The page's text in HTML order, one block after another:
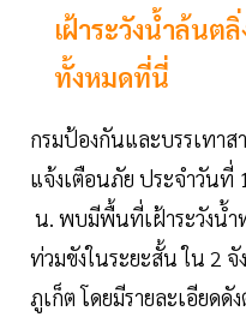
เฝ้าระวังน้ำล้นต
ทั้งหมดที่นี่
กรมป้องกันและบรรเทา
แจ้งเตือนภัย ประจำวันที่
น. พบมีพื้นที่เฝ้าระวังน้
ท่วมขังในระยะสั้น ใน 2
ภูเก็ต โดยมีรายละเอียดดั